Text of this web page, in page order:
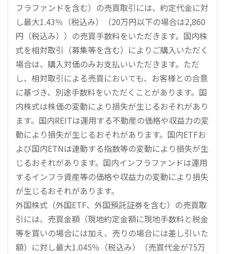
フラファンドを含む）の売買取引には、約定代金に対
し最大1.43％（税込み）（20万円以下の場合は2,860
円（税込み））の売買手数料をいただきます。国内株
式を相対取引（募集等を含む）によりご購入いただく
場合は、購入対価のみお支払いいただきます。ただ
し、相対取引による売買においても、お客様との合意
に基づき、別途手数料をいただくことがあります。国
内株式は株価の変動により損失が生じるおそれがあり
ます。国内REITは運用する不動産の価格や収益力の変
動により損失が生じるおそれがあります。国内ETFお
よび国内ETNは連動する指数等の変動により損失が生
じるおそれがあります。国内インフラファンドは運用
するインフラ資産等の価格や収益力の変動により損失
が生じるおそれがあります。
外国株式（外国ETF、外国預託証券を含む）の売買取
引には、売買金額（現地約定金額に現地手数料と税金
等を買いの場合には加え、売りの場合には差し引いた
額）に対し最大1.045％（税込み）（売買代金が75万